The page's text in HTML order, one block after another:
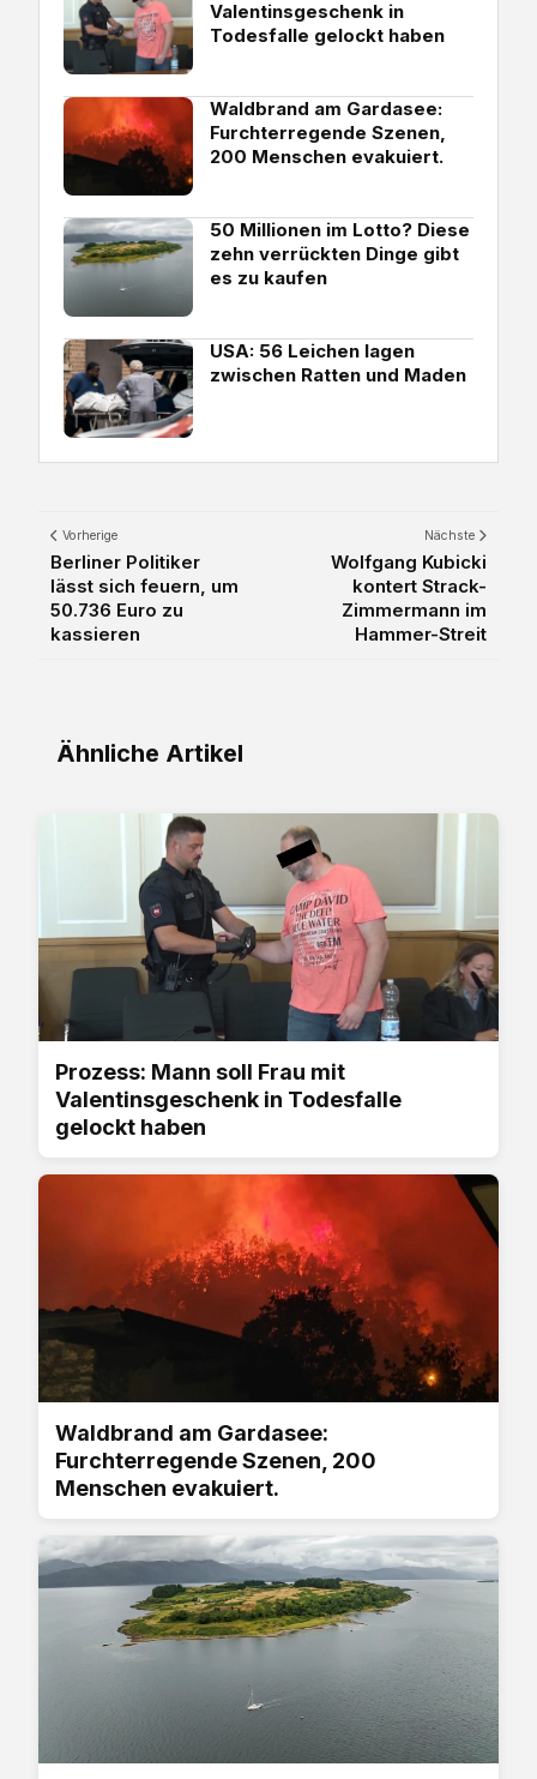
Valentinsgeschenk in
Todesfalle gelockt haben
Waldbrand am Gardasee:
Furchterregende Szenen,
200 Menschen evakuiert.
50 Millionen im Lotto? Diese
zehn verrückten Dinge gibt
es zu kaufen
USA: 56 Leichen lagen
zwischen Ratten und Maden
Vorherige
Berliner Politiker
lässt sich feuern, um
50.736 Euro zu
kassieren
Nächste
Wolfgang Kubicki
kontert Strack-
Zimmermann im
Hammer-Streit
Ähnliche Artikel
Prozess: Mann soll Frau mit
Valentinsgeschenk in Todesfalle
gelockt haben
Waldbrand am Gardasee:
Furchterregende Szenen, 200
Menschen evakuiert.